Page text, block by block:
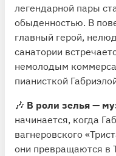
легендарной пары
обыденностью. В
главный герой,
санатории
немолодым
пианисткой
🎶 В роли зелья —
начинается, когда
вагнеровского
они превращаются в